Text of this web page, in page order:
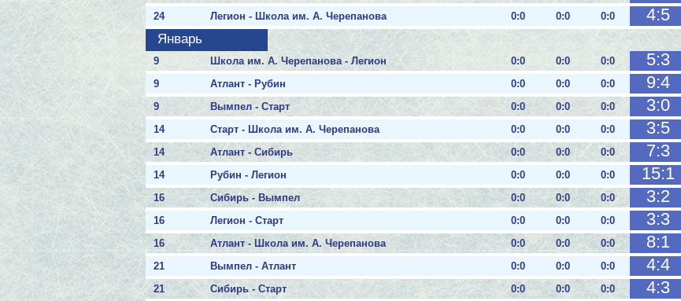
24 Легион - Школа им. А. Черепанова 0:0 0:0 0:0 4:5
Январь
9 Школа им. А. Черепанова - Легион 0:0 0:0 0:0 5:3
9 Атлант - Рубин 0:0 0:0 0:0 9:4
9 Вымпел - Старт 0:0 0:0 0:0 3:0
14 Старт - Школа им. А. Черепанова 0:0 0:0 0:0 3:5
14 Атлант - Сибирь 0:0 0:0 0:0 7:3
14 Рубин - Легион 0:0 0:0 0:0 15:1
16 Сибирь - Вымпел 0:0 0:0 0:0 3:2
16 Легион - Старт 0:0 0:0 0:0 3:3
16 Атлант - Школа им. А. Черепанова 0:0 0:0 0:0 8:1
21 Вымпел - Атлант 0:0 0:0 0:0 4:4
21 Сибирь - Старт 0:0 0:0 0:0 4:3